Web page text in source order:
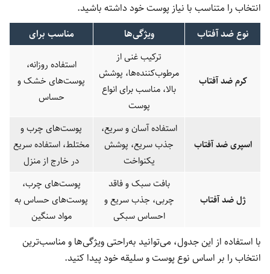
انتخاب را متناسب با نیاز پوست خود داشته باشید.
نوع ضد آفتاب
ویژگی‌ها مناسب برای
کرم ضد آفتاب
ترکیب غنی از
مرطوب‌کننده‌ها، پوشش
بالا، مناسب برای انواع
پوست
استفاده روزانه،
پوست‌های خشک و
حساس
اسپری ضد آفتاب
استفاده آسان و سریع،
جذب سریع، پوشش
یکنواخت
پوست‌های چرب و
مختلط، استفاده سریع
در خارج از منزل
ژل ضد آفتاب
بافت سبک و فاقد
چربی، جذب سریع و
احساس سبکی
پوست‌های چرب،
پوست‌های حساس به
مواد سنگین
با استفاده از این جدول، می‌توانید به‌راحتی ویژگی‌ها و مناسب‌ترین
انتخاب را بر اساس نوع پوست و سلیقه خود پیدا کنید.